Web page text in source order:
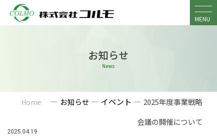
Skip
content
MENU
お知らせ
News
Home ー お知らせ ー イベント ー 2025年度事業戦略
会議の開催について
2025.04.19